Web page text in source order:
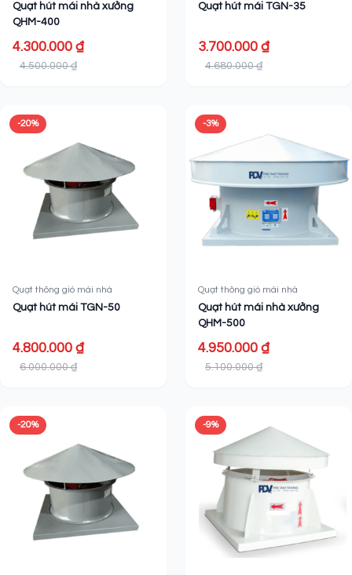
Quạt hút mái nhà xưởng
QHM-400
4.300.000 ₫
4.500.000 ₫
Quạt hút mái TGN-35
3.700.000 ₫
4.680.000 ₫
-20%
Quạt thông gió mái nhà
Quạt hút mái TGN-50
4.800.000 ₫
6.000.000 ₫
-3%
Quạt thông gió mái nhà
Quạt hút mái nhà xưởng
QHM-500
4.950.000 ₫
5.100.000 ₫
-20% -9%